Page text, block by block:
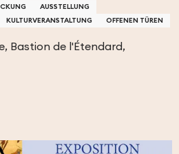
AUSSTELLUNG
KULTURVERANSTALTUNG OFFENEN TÜREN
Bastion de l'Étendard,